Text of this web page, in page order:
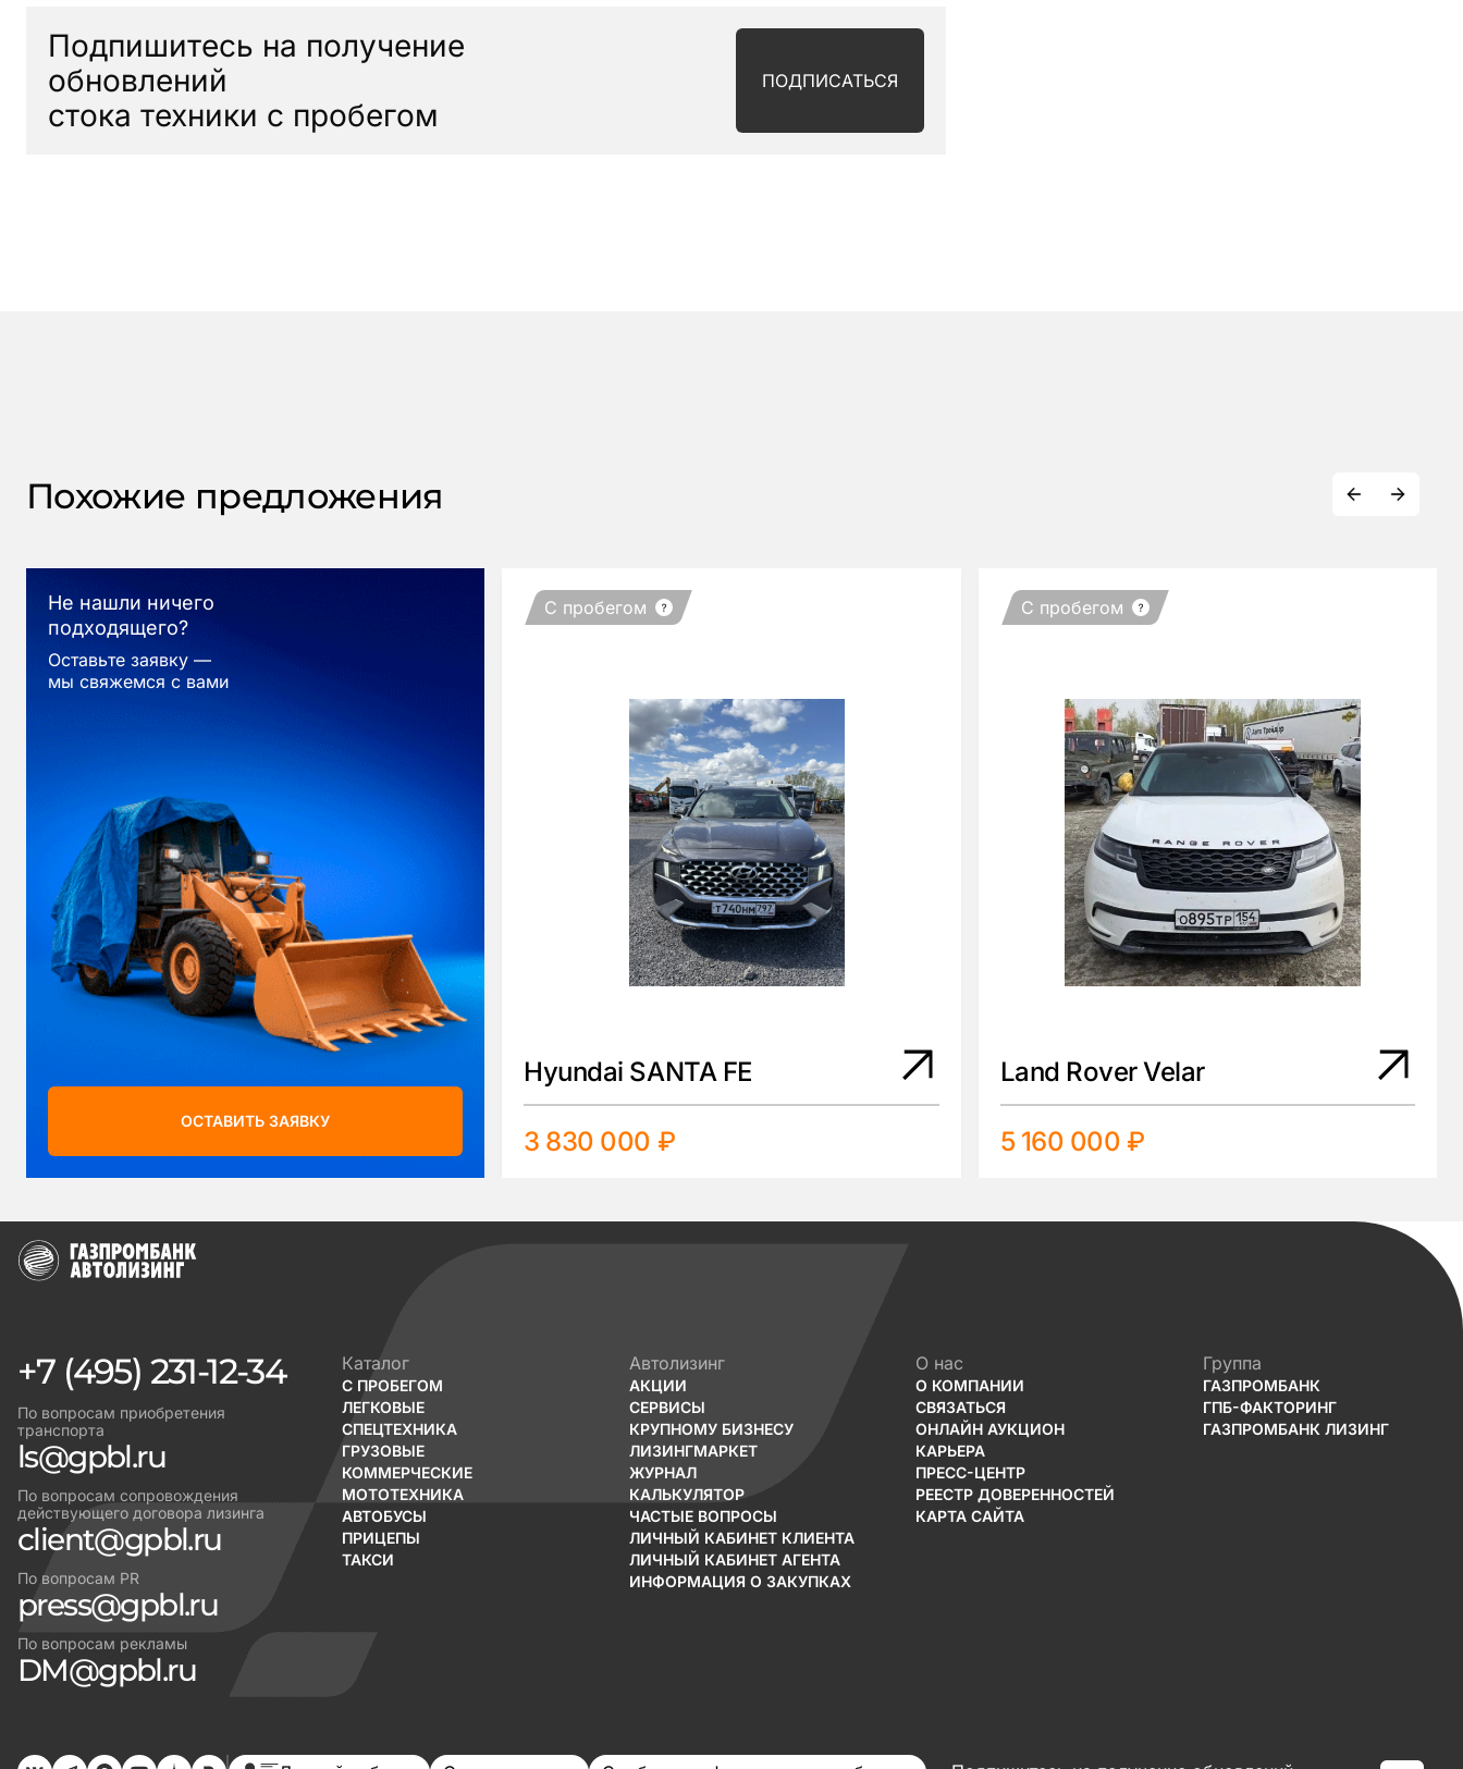
Подпишитесь на получение
обновлений
стока техники с пробегом
ПОДПИСАТЬСЯ
Похожие предложения
Не нашли ничего
подходящего?
Оставьте заявку —
мы свяжемся с вами
ОСТАВИТЬ ЗАЯВКУ
С пробегом
Hyundai SANTA FE
3 830 000 ₽
С пробегом
Land Rover Velar
5 160 000 ₽
+7 (495) 231-12-34
По вопросам приобретения
транспорта
ls@gpbl.ru
По вопросам сопровождения
действующего договора лизинга
client@gpbl.ru
По вопросам PR
press@gpbl.ru
По вопросам рекламы
DM@gpbl.ru
Каталог
С ПРОБЕГОМ
ЛЕГКОВЫЕ
СПЕЦТЕХНИКА
ГРУЗОВЫЕ
КОММЕРЧЕСКИЕ
МОТОТЕХНИКА
АВТОБУСЫ
ПРИЦЕПЫ
ТАКСИ
Автолизинг
АКЦИИ
СЕРВИСЫ
КРУПНОМУ БИЗНЕСУ
ЛИЗИНГМАРКЕТ
ЖУРНАЛ
КАЛЬКУЛЯТОР
ЧАСТЫЕ ВОПРОСЫ
ЛИЧНЫЙ КАБИНЕТ КЛИЕНТА
ЛИЧНЫЙ КАБИНЕТ АГЕНТА
ИНФОРМАЦИЯ О ЗАКУПКАХ
О нас
О КОМПАНИИ
СВЯЗАТЬСЯ
ОНЛАЙН АУКЦИОН
КАРЬЕРА
ПРЕСС-ЦЕНТР
РЕЕСТР ДОВЕРЕННОСТЕЙ
КАРТА САЙТА
Группа
ГАЗПРОМБАНК
ГПБ-ФАКТОРИНГ
ГАЗПРОМБАНК ЛИЗИНГ